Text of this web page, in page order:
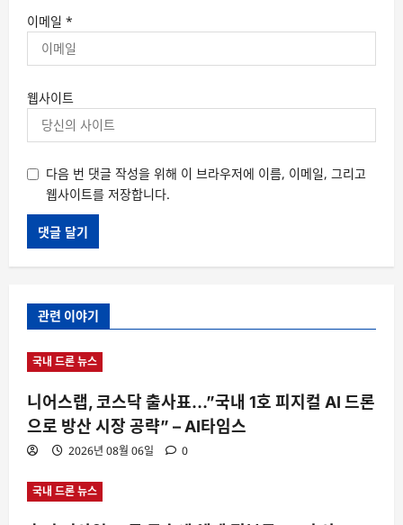
이메일 *
웹사이트
다음 번 댓글 작성을 위해 이 브라우저에 이름, 이메일, 그리고
웹사이트를 저장합니다.
관련 이야기
국내 드론 뉴스
니어스랩, 코스닥 출사표…”국내 1호 피지컬 AI 드론
으로 방산 시장 공략” – AI타임스
2026년 08월 06일 0
국내 드론 뉴스